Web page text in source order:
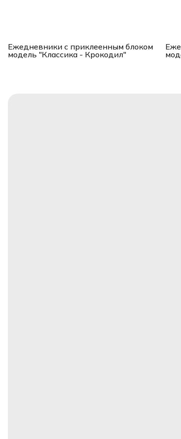
Ежедневники с приклеенным блоком
модель "Классика - Крокодил"